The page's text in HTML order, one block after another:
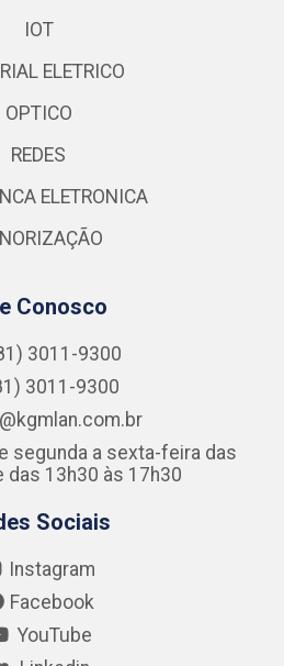
IOT
ELETRICO
OPTICO
REDES
ELETRONICA
Conosco
3011-9300
3011-9300
segunda a sexta-feira das
das 13h30 às 17h30
Sociais
Instagram
Facebook
YouTube